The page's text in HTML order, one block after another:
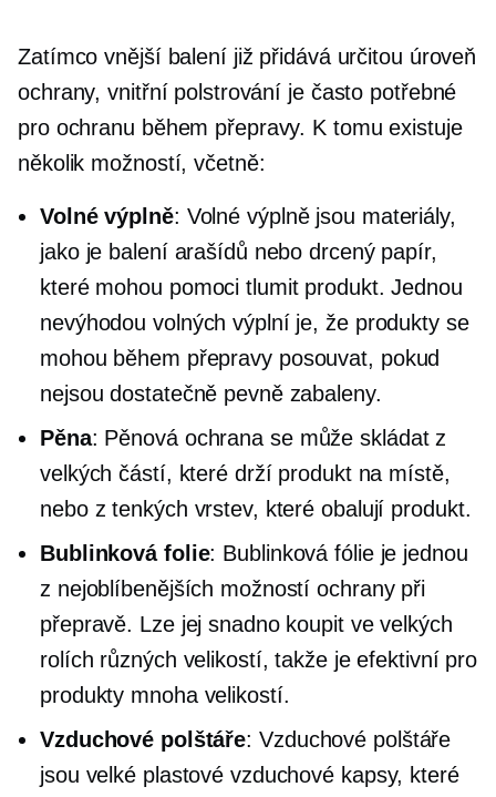
Zatímco vnější balení již přidává určitou úroveň
ochrany, vnitřní polstrování je často potřebné
pro ochranu během přepravy. K tomu existuje
několik možností, včetně:
Volné výplně: Volné výplně jsou materiály,
jako je balení arašídů nebo drcený papír,
které mohou pomoci tlumit produkt. Jednou
nevýhodou volných výplní je, že produkty se
mohou během přepravy posouvat, pokud
nejsou dostatečně pevně zabaleny.
Pěna: Pěnová ochrana se může skládat z
velkých částí, které drží produkt na místě,
nebo z tenkých vrstev, které obalují produkt.
Bublinková folie: Bublinková fólie je jednou
z nejoblíbenějších možností ochrany při
přepravě. Lze jej snadno koupit ve velkých
rolích různých velikostí, takže je efektivní pro
produkty mnoha velikostí.
Vzduchové polštáře: Vzduchové polštáře
jsou velké plastové vzduchové kapsy, které